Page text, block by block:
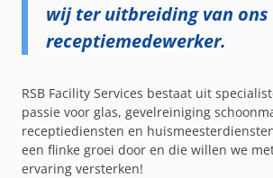
wij ter uitbreiding van ons
receptiemedewerker.
RSB Facility Services bestaat uit
passie voor glas, gevelreiniging
receptiediensten en
een flinke groei door en die willen we
ervaring versterken!